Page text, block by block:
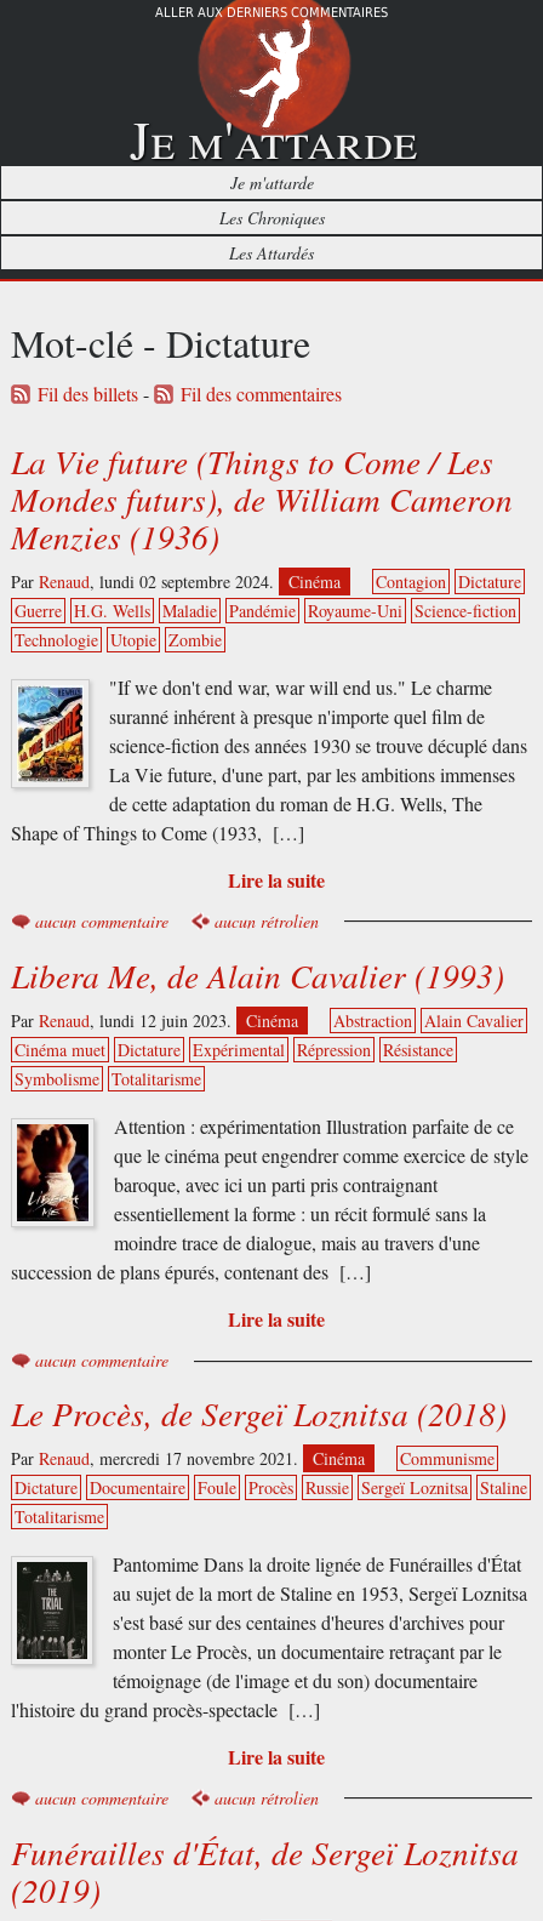
ALLER AUX DERNIERS COMMENTAIRES
Je m'attarde
Je m'attarde
Les Chroniques
Les Attardés
Mot-clé - Dictature
Fil des billets- Fil des commentaires
La Vie future (Things to Come / Les
Mondes futurs), de William Cameron
Menzies (1936)
Par Renaud, lundi 02 septembre 2024. Cinéma Contagion Dictature
Guerre H.G. Wells Maladie Pandémie Royaume-Uni Science-fiction
Technologie Utopie Zombie
"If we don't end war, war will end us." Le charme
suranné inhérent à presque n'importe quel film de
science-fiction des années 1930 se trouve décuplé dans
La Vie future, d'une part, par les ambitions immenses
de cette adaptation du roman de H.G. Wells, The
Shape of Things to Come (1933, […]
Lire la suite
aucun commentaire aucun rétrolien
Libera Me, de Alain Cavalier (1993)
Par Renaud, lundi 12 juin 2023. Cinéma Abstraction
Alain Cavalier
Cinéma muet Dictature Expérimental Répression Résistance
Symbolisme Totalitarisme
Attention : expérimentation Illustration parfaite de ce
que le cinéma peut engendrer comme exercice de style
baroque, avec ici un parti pris contraignant
essentiellement la forme : un récit formulé sans la
moindre trace de dialogue, mais au travers d'une
succession de plans épurés, contenant des […]
Lire la suite
aucun commentaire
Le Procès, de Sergeï Loznitsa (2018)
Par Renaud, mercredi 17 novembre 2021. Cinéma
Communisme
Dictature Documentaire Foule Procès Russie Sergeï Loznitsa Staline
Totalitarisme
Pantomime Dans la droite lignée de Funérailles d'État
au sujet de la mort de Staline en 1953, Sergeï Loznitsa
s'est basé sur des centaines d'heures d'archives pour
monter Le Procès, un documentaire retraçant par le
témoignage (de l'image et du son) documentaire
l'histoire du grand procès-spectacle […]
Lire la suite
aucun commentaire aucun rétrolien
Funérailles d'État, de Sergeï Loznitsa
(2019)